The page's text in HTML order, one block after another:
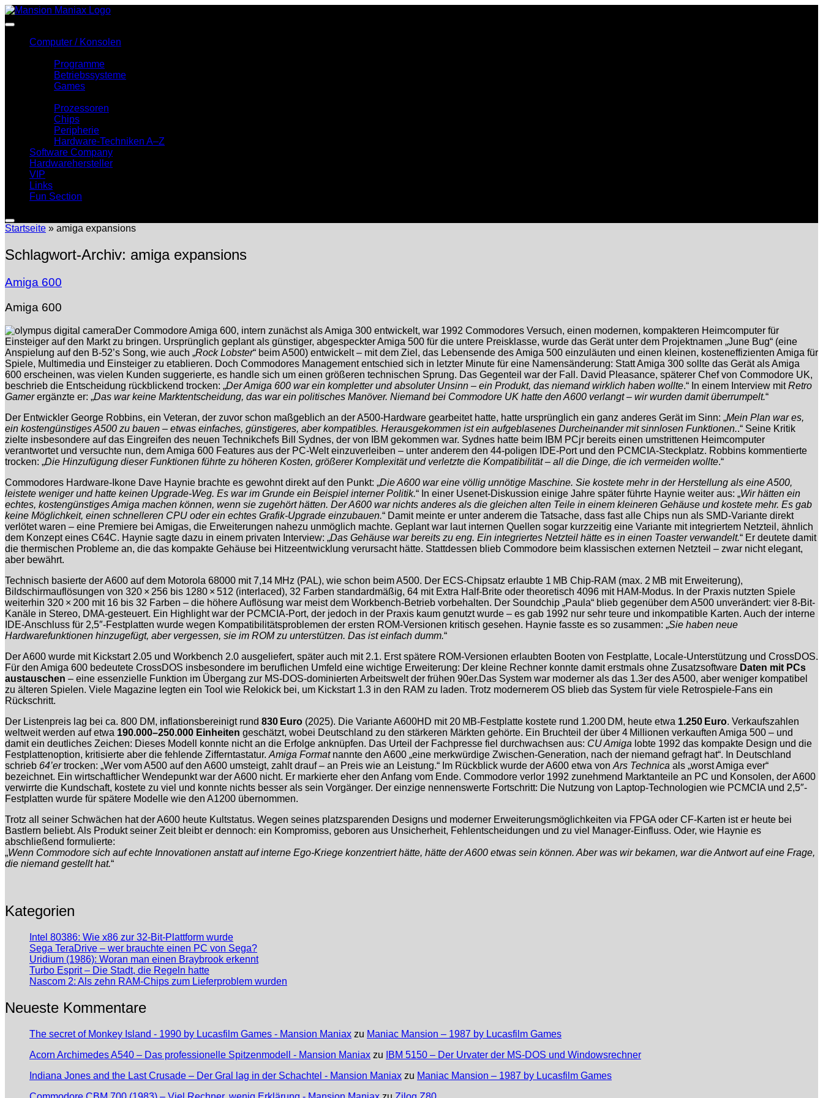
Zum
Inhalt
Computer / Konsolen
Programme
Betriebssysteme
Games
Prozessoren
Chips
Peripherie
Hardware-Techniken A–Z
Software Company
Hardwarehersteller
VIP
Links
Fun Section
Startseite » amiga expansions
Schlagwort-Archiv: amiga expansions
Amiga 600
Amiga 600
Der Commodore Amiga 600, intern zunächst als Amiga 300 entwickelt, war 1992 Commodores Versuch, einen modernen, kompakteren Heimcomputer für
Einsteiger auf den Markt zu bringen. Ursprünglich geplant als günstiger, abgespeckter Amiga 500 für die untere Preisklasse, wurde das Gerät unter dem Projektnamen „June Bug“ (eine
Anspielung auf den B-52’s Song, wie auch „Rock Lobster“ beim A500) entwickelt – mit dem Ziel, das Lebensende des Amiga 500 einzuläuten und einen kleinen, kosteneffizienten Amiga für
Spiele, Multimedia und Einsteiger zu etablieren. Doch Commodores Management entschied sich in letzter Minute für eine Namensänderung: Statt Amiga 300 sollte das Gerät als Amiga
600 erscheinen, was vielen Kunden suggerierte, es handle sich um einen größeren technischen Sprung. Das Gegenteil war der Fall. David Pleasance, späterer Chef von Commodore UK,
beschrieb die Entscheidung rückblickend trocken: „Der Amiga 600 war ein kompletter und absoluter Unsinn – ein Produkt, das niemand wirklich haben wollte.“ In einem Interview mitRetro
Gamerergänzte er: „Das war keine Marktentscheidung, das war ein politisches Manöver. Niemand bei Commodore UK hatte den A600 verlangt – wir wurden damit überrumpelt.“
Der Entwickler George Robbins, ein Veteran, der zuvor schon maßgeblich an der A500-Hardware gearbeitet hatte, hatte ursprünglich ein ganz anderes Gerät im Sinn: „Mein Plan war es,
ein kostengünstiges A500 zu bauen – etwas einfaches, günstigeres, aber kompatibles. Herausgekommen ist ein aufgeblasenes Durcheinander mit sinnlosen Funktionen..“ Seine Kritik
zielte insbesondere auf das Eingreifen des neuen Technikchefs Bill Sydnes, der von IBM gekommen war. Sydnes hatte beim IBM PCjr bereits einen umstrittenen Heimcomputer
verantwortet und versuchte nun, dem Amiga 600 Features aus der PC-Welt einzuverleiben – unter anderem den 44-poligen IDE-Port und den PCMCIA-Steckplatz. Robbins kommentierte
trocken: „Die Hinzufügung dieser Funktionen führte zu höheren Kosten, größerer Komplexität und verletzte die Kompatibilität – all die Dinge, die ich vermeiden wollte.“
Commodores Hardware-Ikone Dave Haynie brachte es gewohnt direkt auf den Punkt: „Die A600 war eine völlig unnötige Maschine. Sie kostete mehr in der Herstellung als eine A500,
leistete weniger und hatte keinen Upgrade-Weg. Es war im Grunde ein Beispiel interner Politik.“ In einer Usenet-Diskussion einige Jahre später führte Haynie weiter aus: „Wir hätten ein
echtes, kostengünstiges Amiga machen können, wenn sie zugehört hätten. Der A600 war nichts anderes als die gleichen alten Teile in einem kleineren Gehäuse und kostete mehr. Es gab
keine Möglichkeit, einen schnelleren CPU oder ein echtes Grafik-Upgrade einzubauen.“ Damit meinte er unter anderem die Tatsache, dass fast alle Chips nun als SMD-Variante direkt
verlötet waren – eine Premiere bei Amigas, die Erweiterungen nahezu unmöglich machte. Geplant war laut internen Quellen sogar kurzzeitig eine Variante mit integriertem Netzteil, ähnlich
dem Konzept eines C64C. Haynie sagte dazu in einem privaten Interview: „Das Gehäuse war bereits zu eng. Ein integriertes Netzteil hätte es in einen Toaster verwandelt.“ Er deutete damit
die thermischen Probleme an, die das kompakte Gehäuse bei Hitzeentwicklung verursacht hätte. Stattdessen blieb Commodore beim klassischen externen Netzteil – zwar nicht elegant,
aber bewährt.
Technisch basierte der A600 auf dem Motorola 68000 mit 7,14 MHz (PAL), wie schon beim A500. Der ECS-Chipsatz erlaubte 1 MB Chip-RAM (max. 2 MB mit Erweiterung),
Bildschirmauflösungen von 320 × 256 bis 1280 × 512 (interlaced), 32 Farben standardmäßig, 64 mit Extra Half-Brite oder theoretisch 4096 mit HAM-Modus. In der Praxis nutzten Spiele
weiterhin 320 × 200 mit 16 bis 32 Farben – die höhere Auflösung war meist dem Workbench-Betrieb vorbehalten. Der Soundchip „Paula“ blieb gegenüber dem A500 unverändert: vier 8-Bit-
Kanäle in Stereo, DMA-gesteuert. Ein Highlight war der PCMCIA-Port, der jedoch in der Praxis kaum genutzt wurde – es gab 1992 nur sehr teure und inkompatible Karten. Auch der interne
IDE-Anschluss für 2,5″-Festplatten wurde wegen Kompatibilitätsproblemen der ersten ROM-Versionen kritisch gesehen. Haynie fasste es so zusammen: „Sie haben neue
Hardwarefunktionen hinzugefügt, aber vergessen, sie im ROM zu unterstützen. Das ist einfach dumm.“
Der A600 wurde mit Kickstart 2.05 und Workbench 2.0 ausgeliefert, später auch mit 2.1. Erst spätere ROM-Versionen erlaubten Booten von Festplatte, Locale-Unterstützung und CrossDOS.
Für den Amiga 600 bedeutete CrossDOS insbesondere im beruflichen Umfeld eine wichtige Erweiterung: Der kleine Rechner konnte damit erstmals ohne Zusatzsoftware Daten mit PCs
austauschen – eine essenzielle Funktion im Übergang zur MS-DOS-dominierten Arbeitswelt der frühen 90er.Das System war moderner als das 1.3er des A500, aber weniger kompatibel
zu älteren Spielen. Viele Magazine legten ein Tool wie Relokick bei, um Kickstart 1.3 in den RAM zu laden. Trotz modernerem OS blieb das System für viele Retrospiele-Fans ein
Rückschritt.
Der Listenpreis lag bei ca. 800 DM, inflationsbereinigt rund 830 Euro (2025). Die Variante A600HD mit 20 MB-Festplatte kostete rund 1.200 DM, heute etwa 1.250 Euro. Verkaufszahlen
weltweit werden auf etwa 190.000–250.000 Einheiten geschätzt, wobei Deutschland zu den stärkeren Märkten gehörte. Ein Bruchteil der über 4 Millionen verkauften Amiga 500 – und
damit ein deutliches Zeichen: Dieses Modell konnte nicht an die Erfolge anknüpfen. Das Urteil der Fachpresse fiel durchwachsen aus: CU Amiga lobte 1992 das kompakte Design und die
Festplattenoption, kritisierte aber die fehlende Zifferntastatur. Amiga Formatnannte den A600 „eine merkwürdige Zwischen-Generation, nach der niemand gefragt hat“. In Deutschland
schrieb 64’ertrocken: „Wer vom A500 auf den A600 umsteigt, zahlt drauf – an Preis wie an Leistung.“ Im Rückblick wurde der A600 etwa von Ars Technica als „worst Amiga ever“
bezeichnet. Ein wirtschaftlicher Wendepunkt war der A600 nicht. Er markierte eher den Anfang vom Ende. Commodore verlor 1992 zunehmend Marktanteile an PC und Konsolen, der A600
verwirrte die Kundschaft, kostete zu viel und konnte nichts besser als sein Vorgänger. Der einzige nennenswerte Fortschritt: Die Nutzung von Laptop-Technologien wie PCMCIA und 2,5″-
Festplatten wurde für spätere Modelle wie den A1200 übernommen.
Trotz all seiner Schwächen hat der A600 heute Kultstatus. Wegen seines platzsparenden Designs und moderner Erweiterungsmöglichkeiten via FPGA oder CF-Karten ist er heute bei
Bastlern beliebt. Als Produkt seiner Zeit bleibt er dennoch: ein Kompromiss, geboren aus Unsicherheit, Fehlentscheidungen und zu viel Manager-Einfluss. Oder, wie Haynie es
abschließend formulierte:
„Wenn Commodore sich auf echte Innovationen anstatt auf interne Ego-Kriege konzentriert hätte, hätte der A600 etwas sein können. Aber was wir bekamen, war die Antwort auf eine Frage,
die niemand gestellt hat.“
Kategorien
Intel 80386: Wie x86 zur 32-Bit-Plattform wurde
Sega TeraDrive – wer brauchte einen PC von Sega?
Uridium (1986): Woran man einen Braybrook erkennt
Turbo Esprit – Die Stadt, die Regeln hatte
Nascom 2: Als zehn RAM-Chips zum Lieferproblem wurden
Neueste Kommentare
The secret of Monkey Island - 1990 by Lucasfilm Games - Mansion Maniax zu Maniac Mansion – 1987 by Lucasfilm Games
Acorn Archimedes A540 – Das professionelle Spitzenmodell - Mansion Maniax zu
IBM 5150 – Der Urvater der MS-DOS und Windowsrechner
Indiana Jones and the Last Crusade – Der Gral lag in der Schachtel - Mansion Maniax zu Maniac Mansion – 1987 by Lucasfilm Games